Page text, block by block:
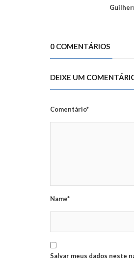
0 COMENTÁRIOS
DEIXE UM
Comentário*
Name*
Salvar meus dados neste